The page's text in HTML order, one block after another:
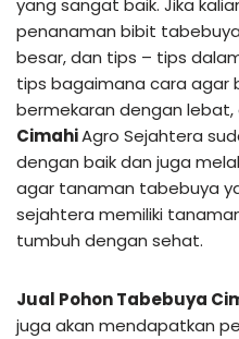
yang sangat baik. Jika
penanaman bibit
besar, dan tips – tips
tips bagaimana cara
bermekaran dengan lebat,
CimahiAgro Sejahtera
dengan baik dan juga
agar tanaman tabebuya
sejahtera memiliki
tumbuh dengan sehat.
Jual Pohon Tabebuya
juga akan mendapatkan